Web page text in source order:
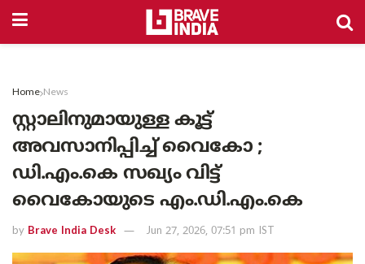
Home News
സ്റ്റാലിനുമായുള്ള കൂട്ട്
അവസാനിപ്പിച്ച് വൈകോ ;
ഡി.എം.കെ സഖ്യം വിട്ട്
വൈകോയുടെ എം.ഡി.എം.കെ
by Brave India Desk Jun 27, 2026, 07:51 pm IST